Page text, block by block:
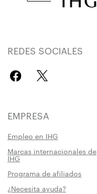
REDES SOCIALES
EMPRESA
Empleo en IHG
Marcas internacionales de
IHG
Programa de afiliados
¿Necesita ayuda?